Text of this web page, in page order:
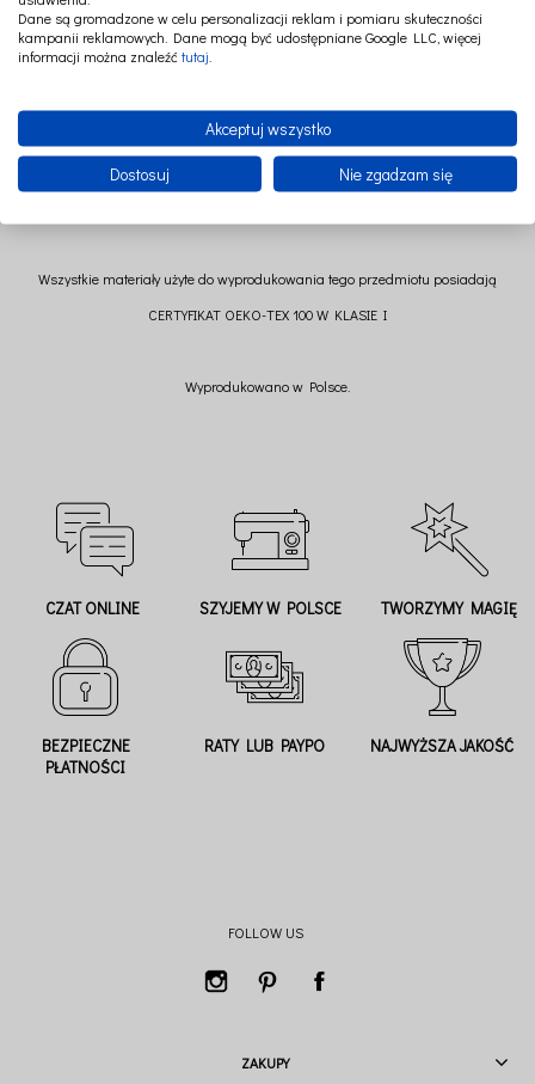
również słodycze! Radość domowników oraz magiczny, świąteczny nastrój
gwarantowany.
Wymiary: 54 cm x 63 cm (+/- 2 cm)
Skład: 100% aksamit poliestrowy + 100% sztuczne futro
Wszystkie materiały użyte do wyprodukowania tego przedmiotu posiadają
CERTYFIKAT OEKO-TEX 100 W KLASIE I
Wyprodukowano w Polsce.
CZAT ONLINE SZYJEMY W POLSCE TWORZYMY MAGIĘ
BEZPIECZNE
PŁATNOŚCI
RATY LUB PAYPO NAJWYŻSZA JAKOŚĆ
FOLLOW US
ZAKUPY
Dane są gromadzone w celu personalizacji reklam i pomiaru skuteczności
kampanii reklamowych. Dane mogą być udostępniane Google LLC, więcej
informacji można znaleźć tutaj
Akceptuj wszystko
Dostosuj Nie zgadzam się